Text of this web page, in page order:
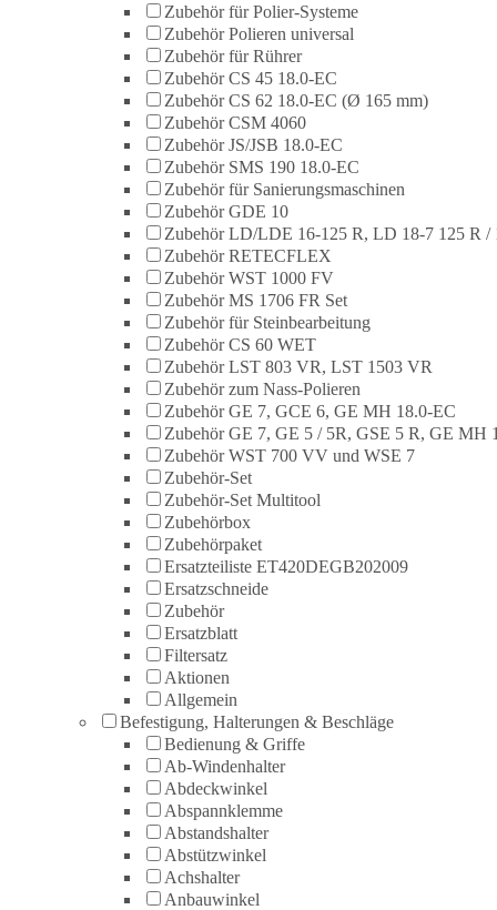
Zubehör für Polier-Systeme
Zubehör Polieren universal
Zubehör für Rührer
Zubehör CS 45 18.0-EC
Zubehör CS 62 18.0-EC (Ø 165 mm)
Zubehör CSM 4060
Zubehör JS/JSB 18.0-EC
Zubehör SMS 190 18.0-EC
Zubehör für Sanierungsmaschinen
Zubehör GDE 10
Zubehör LD/LDE 16-125 R, LD 18-7 125 R /
Zubehör RETECFLEX
Zubehör WST 1000 FV
Zubehör MS 1706 FR Set
Zubehör für Steinbearbeitung
Zubehör CS 60 WET
Zubehör LST 803 VR, LST 1503 VR
Zubehör zum Nass-Polieren
Zubehör GE 7, GCE 6, GE MH 18.0-EC
Zubehör GE 7, GE 5 / 5R, GSE 5 R, GE MH
Zubehör WST 700 VV und WSE 7
Zubehör-Set
Zubehör-Set Multitool
Zubehörbox
Zubehörpaket
Ersatzteiliste ET420DEGB202009
Ersatzschneide
Zubehör
Ersatzblatt
Filtersatz
Aktionen
Allgemein
Befestigung, Halterungen & Beschläge
Bedienung & Griffe
Ab-Windenhalter
Abdeckwinkel
Abspannklemme
Abstandshalter
Abstützwinkel
Achshalter
Anbauwinkel